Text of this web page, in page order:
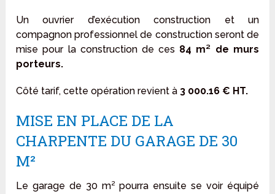
Un ouvrier d’exécution construction et un
compagnon professionnel de construction seront de
mise pour la construction de ces 84 m² de murs
porteurs.
Côté tarif, cette opération revient à 3 000.16 € HT.
MISE EN PLACE DE LA
CHARPENTE DU GARAGE DE 30
M²
Le garage de 30 m² pourra ensuite se voir équipé